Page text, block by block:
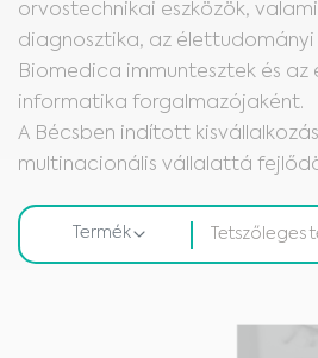
orvostechnikai eszközök,
diagnosztika, az élettudományi
Biomedica immuntesztek és az
informatika forgalmazójaként.
A Bécsben indított
multinacionális vállalattá
Termék